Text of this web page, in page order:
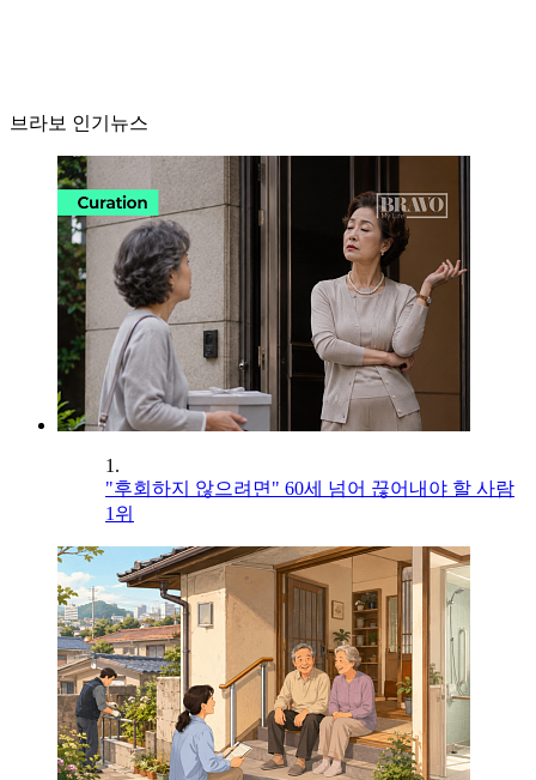
브라보 인기뉴스
1.
"후회하지 않으려면" 60세 넘어 끊어내야 할 사람
1위